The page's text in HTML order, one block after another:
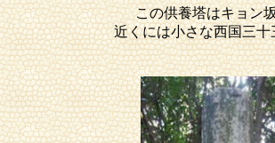
この供養塔はキョン
近くには小さな西国三